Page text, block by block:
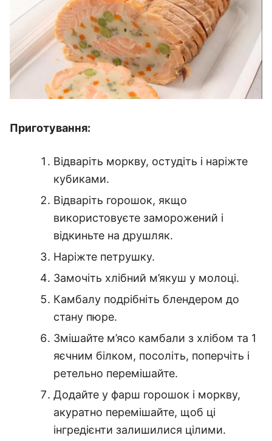
Приготування:
Відваріть моркву, остудіть і наріжте
кубиками.
Відваріть горошок, якщо
використовуєте заморожений і
відкиньте на друшляк.
Наріжте петрушку.
Замочіть хлібний м’якуш у молоці.
Камбалу подрібніть блендером до
стану пюре.
Змішайте м’ясо камбали з хлібом та 1
яєчним білком, посоліть, поперчіть і
ретельно перемішайте.
Додайте у фарш горошок і моркву,
акуратно перемішайте, щоб ці
інгредієнти залишилися цілими.